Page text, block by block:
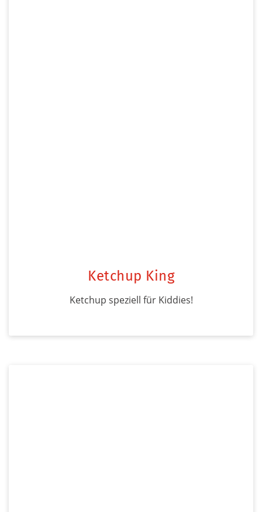
Ketchup King
Ketchup speziell für Kiddies!